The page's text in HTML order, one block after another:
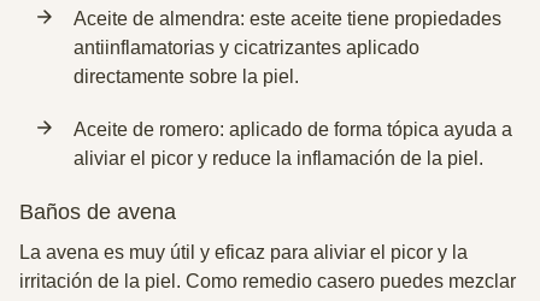
Aceite de almendra: este aceite tiene propiedades
antiinflamatorias y cicatrizantes aplicado
directamente sobre la piel.
Aceite de romero: aplicado de forma tópica ayuda a
aliviar el picor y reduce la inflamación de la piel.
Baños de avena
La avena es muy útil y eficaz para aliviar el picor y la
irritación de la piel. Como remedio casero puedes mezclar